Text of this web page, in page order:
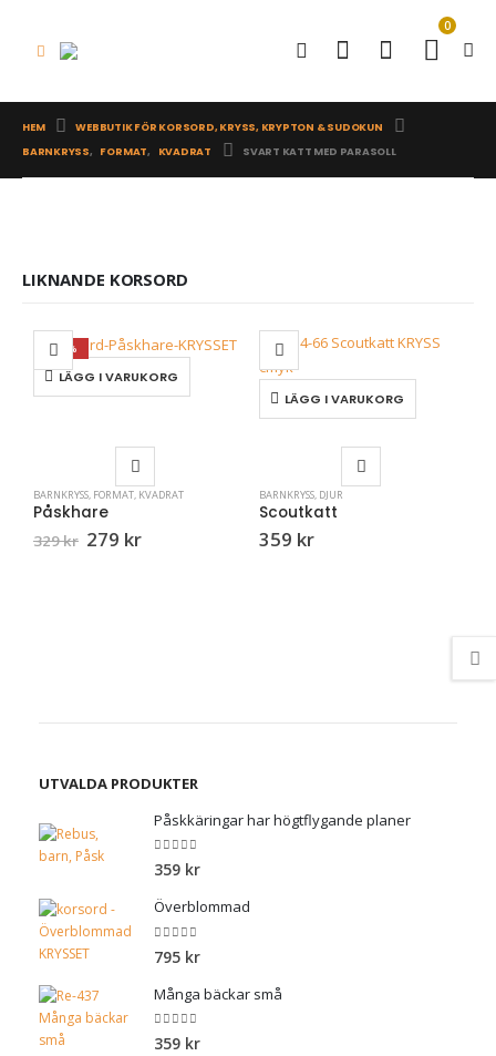
0
HEM
WEBBUTIK FÖR KORSORD, KRYSS, KRYPTON & SUDOKUN
BARNKRYSS, FORMAT, KVADRAT SVART KATT MED PARASOLL
LIKNANDE KORSORD
-15%
LÄGG I VARUKORG
BARNKRYSS, FORMAT, KVADRAT
Påskhare
329kr Det
ursprungliga
279 krDet
LÄGG I VARUKORG
BARNKRYSS, DJUR
Scoutkatt
359 kr
UTVALDA PRODUKTER
Påskkäringar har högtflygande planer
0out of 5
359 kr
Överblommad
0out of 5
795 kr
Många bäckar små
0out of 5
359 kr